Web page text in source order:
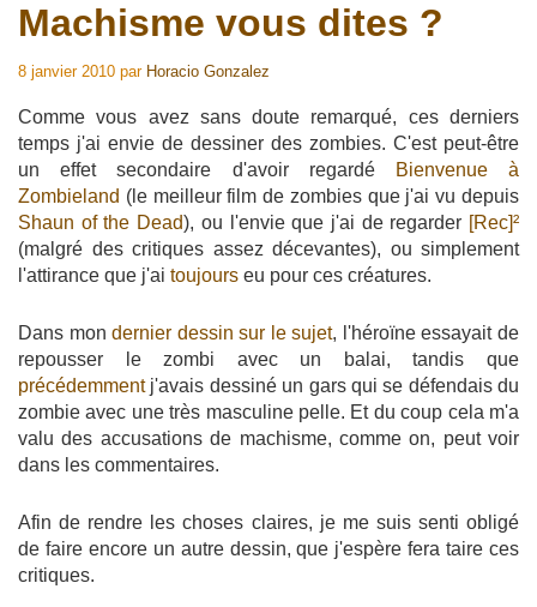
Machisme vous dites ?
8 janvier 2010 par Horacio Gonzalez
Comme vous avez sans doute remarqué, ces derniers
temps j'ai envie de dessiner des zombies. C'est peut-être
un effet secondaire d'avoir regardé
Bienvenue à
Zombieland (le meilleur film de zombies que j'ai vu depuis
Shaun of the Dead), ou l'envie que j'ai de regarder [Rec]²
(malgré des critiques assez décevantes), ou simplement
l'attirance que j'ai toujours eu pour ces créatures.
Dans mondernier dessin sur le sujet, l'héroïne essayait de
repousser le zombi avec un balai, tandis que
précédemmentj'avais dessiné un gars qui se défendais du
zombie avec une très masculine pelle. Et du coup cela m'a
valu des accusations de machisme, comme on, peut voir
dans les commentaires.
Afin de rendre les choses claires, je me suis senti obligé
de faire encore un autre dessin, que j'espère fera taire ces
critiques.